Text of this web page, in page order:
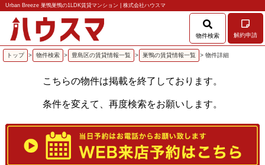
Urban Breeze 巣鴨巣鴨の1LDK賃貸マンション | 株式会社ハウスマ
物件検索 解約申請
トップ > 物件検索 > 豊島区の賃貸情報一覧 > 巣鴨の賃貸情報一覧 > 物件詳細
こちらの物件は掲載を終了しております。
条件を変えて、再度検索をお願いします。